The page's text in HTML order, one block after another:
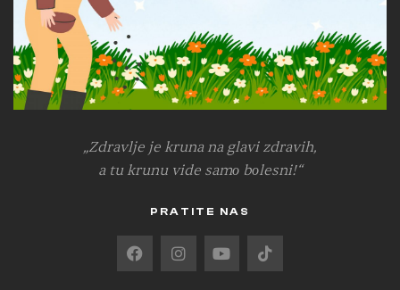
„Zdravlje je kruna na glavi zdravih,
a tu krunu vide samо bоlesni!“
PRATITE NAS